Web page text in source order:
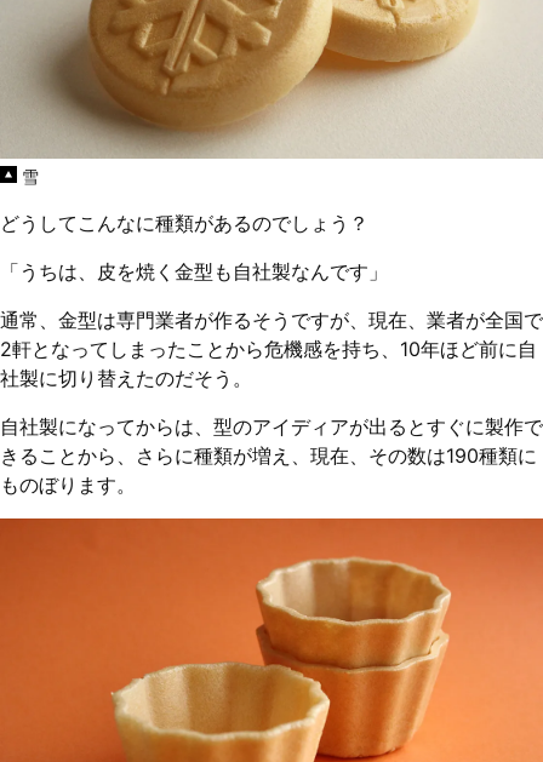
雪
どうしてこんなに種類があるのでしょう？
「うちは、皮を焼く金型も自社製なんです」
通常、金型は専門業者が作るそうですが、現在、業者が全国で
2軒となってしまったことから危機感を持ち、10年ほど前に自
社製に切り替えたのだそう。
自社製になってからは、型のアイディアが出るとすぐに製作で
きることから、さらに種類が増え、現在、その数は190種類に
ものぼります。